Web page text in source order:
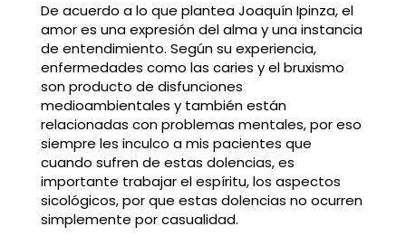
De acuerdo a lo que plantea Joaquín Ipinza, el
amor es una expresión del alma y una instancia
de entendimiento. Según su experiencia,
enfermedades como las caries y el bruxismo
son producto de disfunciones
medioambientales y también están
relacionadas con problemas mentales, por eso
siempre les inculco a mis pacientes que
cuando sufren de estas dolencias, es
importante trabajar el espíritu, los aspectos
sicológicos, por que estas dolencias no ocurren
simplemente por casualidad.